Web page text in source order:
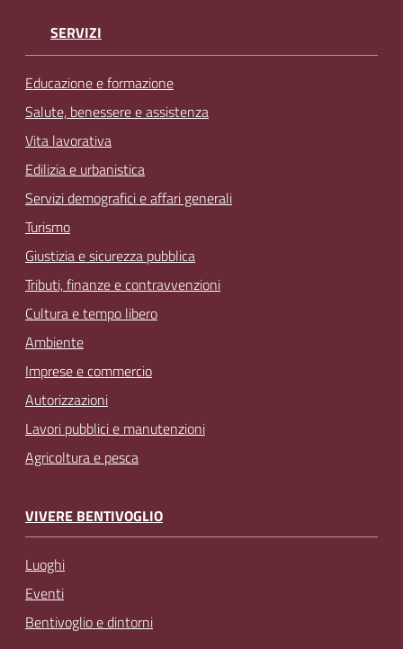
SERVIZI
Educazione e formazione
Salute, benessere e assistenza
Vita lavorativa
Edilizia e urbanistica
Servizi demografici e affari generali
Turismo
Giustizia e sicurezza pubblica
Tributi, finanze e contravvenzioni
Cultura e tempo libero
Ambiente
Imprese e commercio
Autorizzazioni
Lavori pubblici e manutenzioni
Agricoltura e pesca
VIVERE BENTIVOGLIO
Luoghi
Eventi
Bentivoglio e dintorni